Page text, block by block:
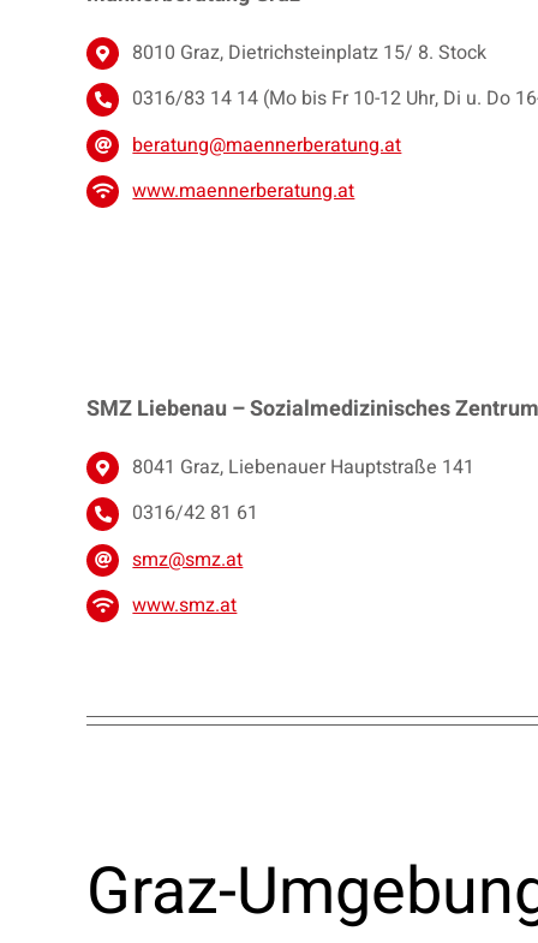
8010 Graz, Dietrichsteinplatz 15/ 8. Stock
0316/83 14 14 (Mo bis Fr 10-12 Uhr, Di u. Do
beratung@maennerberatung.at
www.maennerberatung.at
SMZ Liebenau – Sozialmedizinisches Zentrum
8041 Graz, Liebenauer Hauptstraße 141
0316/42 81 61
smz@smz.at
www.smz.at
Graz-